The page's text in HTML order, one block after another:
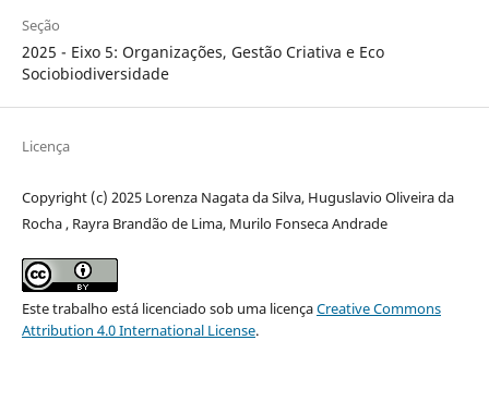
Seção
2025 - Eixo 5: Organizações, Gestão Criativa e Eco
Sociobiodiversidade
Licença
Copyright (c) 2025 Lorenza Nagata da Silva, Huguslavio Oliveira da
Rocha , Rayra Brandão de Lima, Murilo Fonseca Andrade
Este trabalho está licenciado sob uma licençaCreative Commons
Attribution 4.0 International License.